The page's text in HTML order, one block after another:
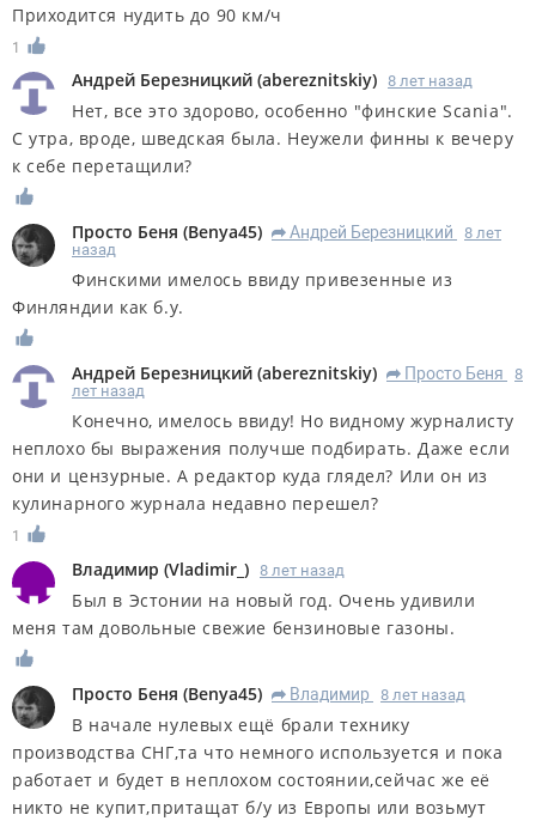
Приходится нудить до 90 км/ч
1
Андрей Березницкий (abereznitskiy) 8 лет назад
Нет, все это здорово, особенно "финские Scania".
С утра, вроде, шведская была. Неужели финны к вечеру
к себе перетащили?
Просто Беня (Benya45) R Андрей Березницкий
8 лет
назад
Финскими имелось ввиду привезенные из
Финляндии как б.у.
Андрей Березницкий (abereznitskiy) R Просто Беня
8
лет назад
Конечно, имелось ввиду! Но видному журналисту
неплохо бы выражения получше подбирать. Даже если
они и цензурные. А редактор куда глядел? Или он из
кулинарного журнала недавно перешел?
1
Владимир (Vladimir_ ) 8 лет назад
Был в Эстонии на новый год. Очень удивили
меня там довольные свежие бензиновые газоны.
Просто Беня (Benya45) R Владимир 8 лет назад
В начале нулевых ещё брали технику
производства СНГ,та что немного используется и пока
работает и будет в неплохом состоянии,сейчас же её
никто не купит,притащат б/у из Европы или возьмут